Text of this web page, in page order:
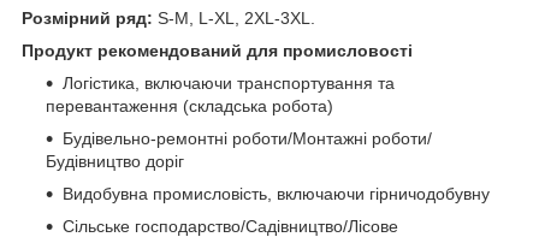
Розмірний ряд: S-M, L-XL, 2XL-3XL.
Продукт рекомендований для промисловості
Логістика, включаючи транспортування та
перевантаження (складська робота)
Будівельно-ремонтні роботи/Монтажні роботи/
Будівництво доріг
Видобувна промисловість, включаючи гірничодобувну
Сільське господарство/Садівництво/Лісове